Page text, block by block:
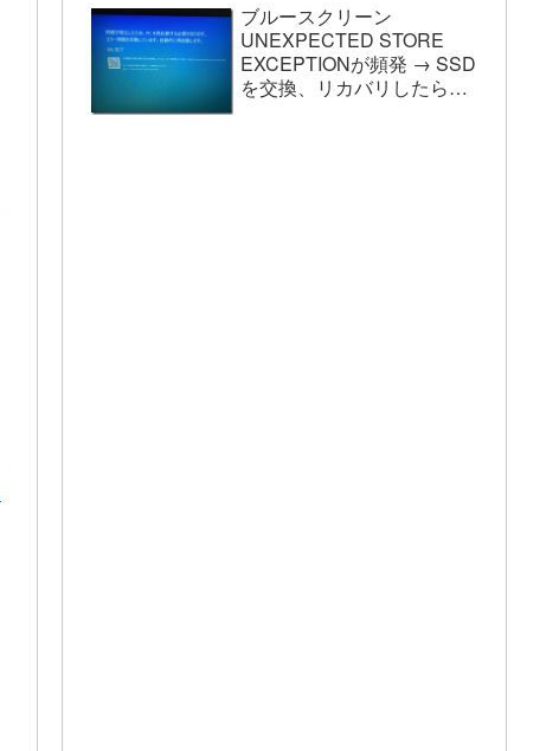
ブルースクリーン
UNEXPECTED STORE
EXCEPTIONが頻発 → SSD
を交換、リカバリしたら収